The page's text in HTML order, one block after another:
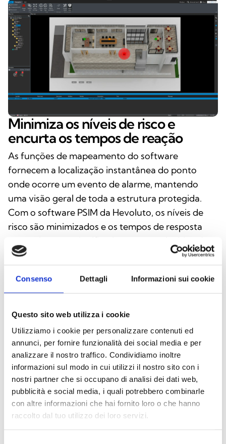
Consenso Dettagli Informazioni sui cookie
Questo sito web utilizza i cookie
Utilizziamo i cookie per personalizzare contenuti ed
annunci, per fornire funzionalità dei social media e per
analizzare il nostro traffico. Condividiamo inoltre
informazioni sul modo in cui utilizzi il nostro sito con i
nostri partner che si occupano di analisi dei dati web,
pubblicità e social media, i quali potrebbero combinarle
con altre informazioni che hai fornito loro o che hanno
raccolto dal tuo utilizzo dei loro servizi.
Minimiza os níveis de risco e
encurta os tempos de reação
As funções de mapeamento do software
fornecem a localização instantânea do ponto
onde ocorre um evento de alarme, mantendo
uma visão geral de toda a estrutura protegida.
Com o software PSIM da Hevoluto, os níveis de
risco são minimizados e os tempos de resposta
aos perigos são significativamente reduzidos. As
principais caraterísticas do software incluem a
arquitetura cliente/servidor, a integração com
sistemas de terceiros, a gestão de câmaras de
videovigilância, a compatibilidade com ficheiros
AutoCAD, o controlo multiecrã e a gestão de
sistemas de controlo de acesso.
Descarregue o software